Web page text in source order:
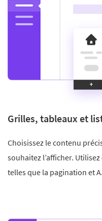
Grilles, tableaux et
Choisissez le contenu
souhaitez l’afficher.
telles que la pagination et